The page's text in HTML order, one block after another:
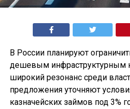
В России планируют
дешевым инфраструктурным
широкий резонанс среди
предложения уточняют
казначейских займов под 3%